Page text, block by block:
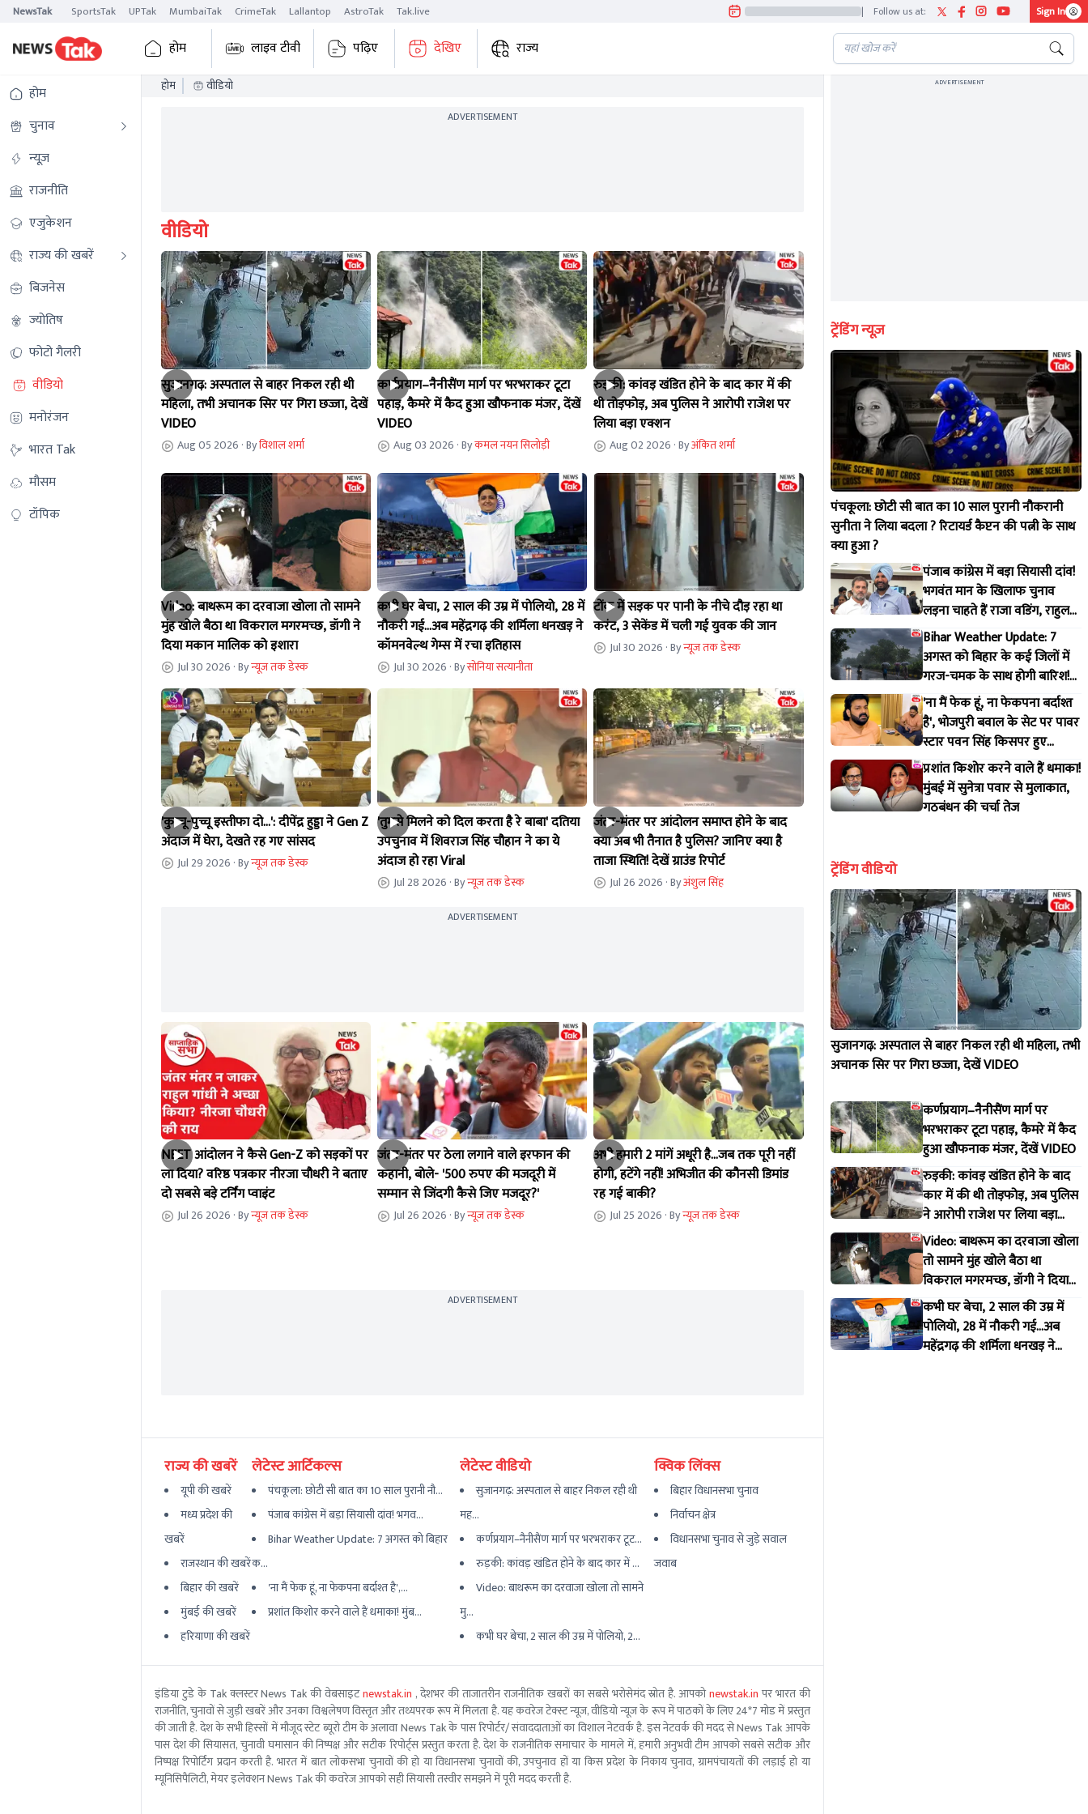
NewsTak SportsTak UPTak MumbaiTak CrimeTak Lallantop AstroTak Tak.live | Follow us at: Sign In
होम लाइव टीवी पढ़िए देखिए राज्य
होम
चुनाव
न्यूज़
राजनीति
एजुकेशन
राज्य की खबरें
बिजनेस
ज्योतिष
फोटो गैलरी
वीडियो
मनोरंजन
भारत Tak
मौसम
टॉपिक
होम वीडियो
ADVERTISEMENT
वीडियो
सुजानगढ़: अस्पताल से बाहर निकल रही थी
महिला, तभी अचानक सिर पर गिरा छज्जा, देखें
VIDEO
Aug 05 2026 · Byविशाल शर्मा
कर्णप्रयाग–नैनीसैंण मार्ग पर भरभराकर टूटा
पहाड़, कैमरे में कैद हुआ खौफनाक मंजर, देंखें
VIDEO
Aug 03 2026 · Byकमल नयन सिलोड़ी
रुड़की: कांवड़ खंडित होने के बाद कार में की
थी तोड़फोड़, अब पुलिस ने आरोपी राजेश पर
लिया बड़ा एक्शन
Aug 02 2026 · Byअंकित शर्मा
Video: बाथरूम का दरवाजा खोला तो सामने
मुंह खोले बैठा था विकराल मगरमच्छ, डॉगी ने
दिया मकान मालिक को इशारा
Jul 30 2026 · Byन्यूज तक डेस्क
कभी घर बेचा, 2 साल की उम्र में पोलियो, 28 में
नौकरी गई...अब महेंद्रगढ़ की शर्मिला धनखड़ ने
कॉमनवेल्थ गेम्स में रचा इतिहास
Jul 30 2026 · Byसोनिया सत्यानीता
टोंक में सड़क पर पानी के नीचे दौड़ रहा था
करंट, 3 सेकेंड में चली गई युवक की जान
Jul 30 2026 · Byन्यूज तक डेस्क
'कुच्चू-पुच्चू इस्तीफा दो...': दीपेंद्र हुड्डा ने Gen Z
अंदाज में घेरा, देखते रह गए सांसद
Jul 29 2026 · Byन्यूज तक डेस्क
'तुमसे मिलने को दिल करता है रे बाबा' दतिया
उपचुनाव में शिवराज सिंह चौहान ने का ये
अंदाज हो रहा Viral
Jul 28 2026 · Byन्यूज तक डेस्क
जंतर-मंतर पर आंदोलन समाप्त होने के बाद
क्या अब भी तैनात है पुलिस? जानिए क्या है
ताजा स्थिति! देखें ग्राउंड रिपोर्ट
Jul 26 2026 · Byअंशुल सिंह
ADVERTISEMENT
NEET आंदोलन ने कैसे Gen-Z को सड़कों पर
ला दिया? वरिष्ठ पत्रकार नीरजा चौधरी ने बताए
दो सबसे बड़े टर्निंग प्वाइंट
Jul 26 2026 · Byन्यूज तक डेस्क
जंतर-मंतर पर ठेला लगाने वाले इरफान की
कहानी, बोले- '500 रुपए की मजदूरी में
सम्मान से जिंदगी कैसे जिए मजदूर?'
Jul 26 2026 · Byन्यूज तक डेस्क
अभी हमारी 2 मांगें अधूरी है...जब तक पूरी नहीं
होगी, हटेंगे नहीं! अभिजीत की कौनसी डिमांड
रह गई बाकी?
Jul 25 2026 · Byन्यूज तक डेस्क
ADVERTISEMENT
राज्य की खबरें
यूपी की खबरें
मध्य प्रदेश की
खबरें
राजस्थान की खबरें
बिहार की खबरें
मुंबई की खबरें
हरियाणा की खबरें
लेटेस्ट आर्टिकल्स
पंचकूला: छोटी सी बात का 10 साल पुरानी नौ...
पंजाब कांग्रेस में बड़ा सियासी दांव! भगव...
Bihar Weather Update: 7 अगस्त को बिहार
क...
'ना मैं फेक हूं, ना फेकपना बर्दाश्त है',...
प्रशांत किशोर करने वाले हैं धमाका! मुंब...
लेटेस्ट वीडियो
सुजानगढ़: अस्पताल से बाहर निकल रही थी
मह...
कर्णप्रयाग–नैनीसैंण मार्ग पर भरभराकर टूट...
रुड़की: कांवड़ खंडित होने के बाद कार में ...
Video: बाथरूम का दरवाजा खोला तो सामने
मु...
कभी घर बेचा, 2 साल की उम्र में पोलियो, 2...
क्विक लिंक्स
बिहार विधानसभा चुनाव
निर्वाचन क्षेत्र
विधानसभा चुनाव से जुड़े सवाल
जवाब
इंडिया टुडे के Tak क्लस्टर News Tak की वेबसाइटnewstak.in , देशभर की ताजातरीन राजनीतिक खबरों का सबसे भरोसेमंद स्रोत है. आपकोnewstak.in पर भारत की
राजनीति, चुनावों से जुड़ी खबरें और उनका विश्वलेषण विस्तृत और तथ्यपरक रूप में मिलता है. यह कवरेज टेक्स्ट न्यूज, वीडियो न्यूज के रूप में पाठकों के लिए 24*7 मोड में प्रस्तुत
की जाती है. देश के सभी हिस्सों में मौजूद स्टेट ब्यूरो टीम के अलावा News Tak के पास रिपोर्टर/ संवाददाताओं का विशाल नेटवर्क है. इस नेटवर्क की मदद से News Tak आपके
पास देश की सियासत, चुनावी घमासान की निष्पक्ष और सटीक रिपोर्ट्स प्रस्तुत करता है. देश के राजनीतिक समाचार के मामले में, हमारी अनुभवी टीम आपको सबसे सटीक और
निष्पक्ष रिपोर्टिंग प्रदान करती है. भारत में बात लोकसभा चुनावों की हो या विधानसभा चुनावों की, उपचुनाव हों या किस प्रदेश के निकाय चुनाव, ग्रामपंचायतों की लड़ाई हो या
म्यूनिसिपैलिटी, मेयर इलेक्शन News Tak की कवरेज आपको सही सियासी तस्वीर समझने में पूरी मदद करती है.
ADVERTISEMENT
ट्रेंडिंग न्यूज़
पंचकूला: छोटी सी बात का 10 साल पुरानी नौकरानी
सुनीता ने लिया बदला ? रिटायर्ड कैप्टन की पत्नी के साथ
क्या हुआ ?
पंजाब कांग्रेस में बड़ा सियासी दांव!
भगवंत मान के खिलाफ चुनाव
लड़ना चाहते हैं राजा वडिंग, राहुल
गांधी से मांगी हरी झंडी
Bihar Weather Update: 7
अगस्त को बिहार के कई जिलों में
गरज-चमक के साथ होगी बारिश!
IMD ने जारी किया अलर्ट
'ना मैं फेक हूं, ना फेकपना बर्दाश्त
है', भोजपुरी बवाल के सेट पर पावर
स्टार पवन सिंह किसपर हुए
आगबबूला?
प्रशांत किशोर करने वाले हैं धमाका!
मुंबई में सुनेत्रा पवार से मुलाकात,
गठबंधन की चर्चा तेज
ट्रेंडिंग वीडियो
सुजानगढ़: अस्पताल से बाहर निकल रही थी महिला, तभी
अचानक सिर पर गिरा छज्जा, देखें VIDEO
कर्णप्रयाग–नैनीसैंण मार्ग पर
भरभराकर टूटा पहाड़, कैमरे में कैद
हुआ खौफनाक मंजर, देंखें VIDEO
रुड़की: कांवड़ खंडित होने के बाद
कार में की थी तोड़फोड़, अब पुलिस
ने आरोपी राजेश पर लिया बड़ा
एक्शन
Video: बाथरूम का दरवाजा खोला
तो सामने मुंह खोले बैठा था
विकराल मगरमच्छ, डॉगी ने दिया
मकान मालिक को इशारा
कभी घर बेचा, 2 साल की उम्र में
पोलियो, 28 में नौकरी गई...अब
महेंद्रगढ़ की शर्मिला धनखड़ ने